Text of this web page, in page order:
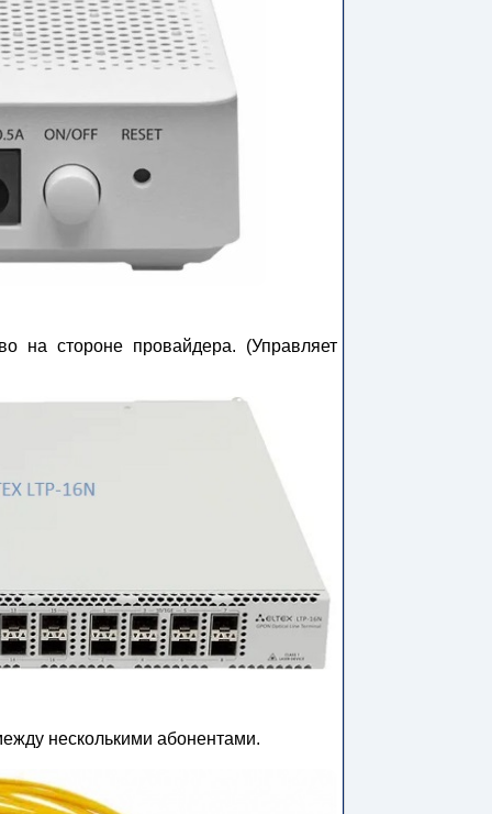
на стороне провайдера. (Управляет
несколькими абонентами.